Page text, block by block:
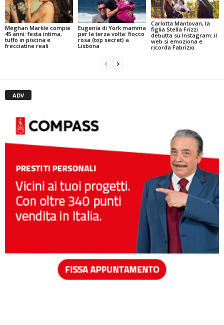
Meghan Markle compie
45 anni: festa intima,
tuffo in piscina e
frecciatine reali
Eugenia di York mamma
per la terza volta: fiocco
rosa (top secret) a
Lisbona
Carlotta Mantovan, la
figlia Stella Frizzi
debutta su Instagram: il
web si emoziona e
ricorda Fabrizio
ADV